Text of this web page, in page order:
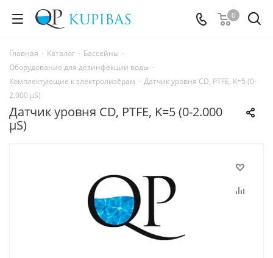
0
Главная - Каталог - Бассейны -
Оборудование для дезинфекции воды -
Комплектующие к электролизёрам - Датчик уровня CD, PTFE, K=5 (0-
2.000 µS)
Датчик уровня CD, PTFE, K=5 (0-2.000
µS)